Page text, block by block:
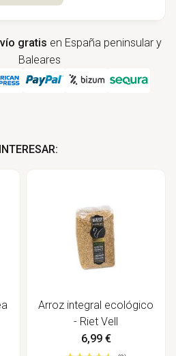
gratis en España peninsular y
Baleares
Arroz integral ecológico
- Riet Vell
6,99 €